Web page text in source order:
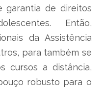
garantia de direitos
Então,
da Assistência
para também se
cursos a distância,
robusto para o